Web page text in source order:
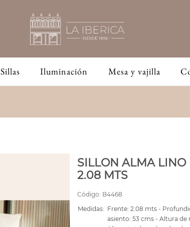
Sillas Iluminación Mesa y vajilla
SILLON ALMA LINO
2.08 MTS
Código: B4468
Medidas: Frente: 2.08 mts -
asiento: 53 cms - Altura de